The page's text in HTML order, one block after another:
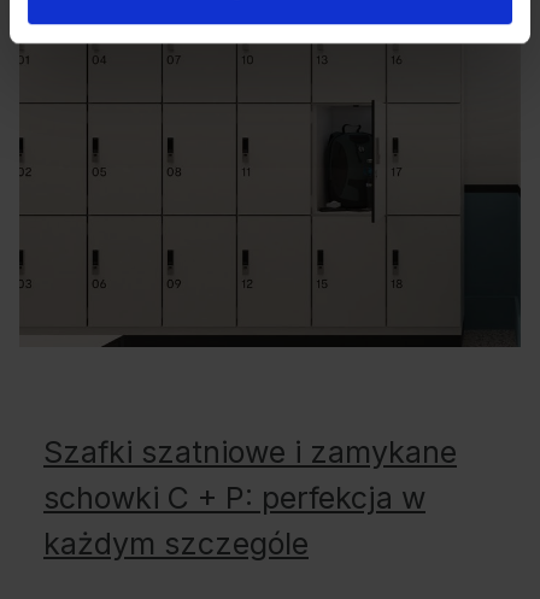
Szafki szatniowe i zamykane
schowki C + P: perfekcja w
każdym szczególe